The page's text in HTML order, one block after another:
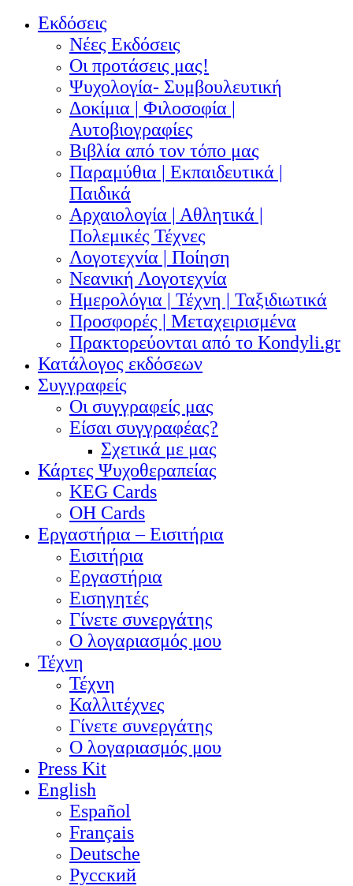
Εκδόσεις
Νέες Εκδόσεις
Οι προτάσεις μας!
Ψυχολογία- Συμβουλευτική
Δοκίμια | Φιλοσοφία |
Αυτοβιογραφίες
Βιβλία από τον τόπο μας
Παραμύθια | Εκπαιδευτικά |
Παιδικά
Αρχαιολογία | Αθλητικά |
Πολεμικές Τέχνες
Λογοτεχνία | Ποίηση
Νεανική Λογοτεχνία
Ημερολόγια | Τέχνη | Ταξιδιωτικά
Προσφορές | Μεταχειρισμένα
Πρακτορεύονται από το Kondyli.gr
Κατάλογος εκδόσεων
Συγγραφείς
Οι συγγραφείς μας
Είσαι συγγραφέας?
Σχετικά με μας
Κάρτες Ψυχοθεραπείας
KEG Cards
OH Cards
Εργαστήρια – Εισιτήρια
Εισιτήρια
Εργαστήρια
Εισηγητές
Γίνετε συνεργάτης
Ο λογαριασμός μου
Τέχνη
Τέχνη
Καλλιτέχνες
Γίνετε συνεργάτης
Ο λογαριασμός μου
Press Kit
English
Español
Français
Deutsche
Pусский